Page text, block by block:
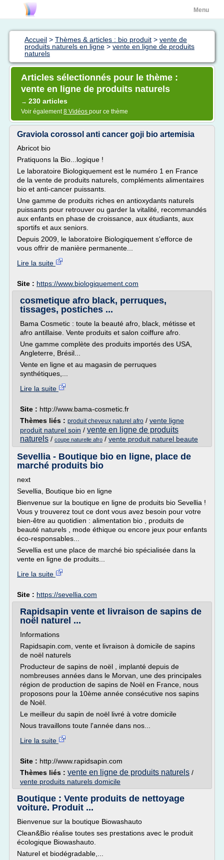
Menu
Accueil > Thèmes & articles : bio produit > vente de
produits naturels en ligne > vente en ligne de produits
naturels
Articles sélectionnés pour le thème :
vente en ligne de produits naturels
→ 230 articles
Voir également8 Vidéos pour ce thème
Graviola corossol anti cancer goji bio artemisia
Abricot bio
Pratiquons la Bio...logique !
Le laboratoire Biologiquement est le numéro 1 en France
de la vente de produits naturels, compléments alimentaires
bio et anti-cancer puissants.
Une gamme de produits riches en antioxydants naturels
puissants pour retrouver ou garder la vitalité, recommandés
aux enfants en phase de croissance, aux étudiants, aux
sportifs et aux seniors.
Depuis 2009, le laboratoire Biologiquement s'efforce de
vous offrir de manière permanente...
Lire la suite
Site : https://www.biologiquement.com
cosmetique afro black, perruques,
tissages, postiches ...
Bama Cosmetic : toute la beauté afro, black, métisse et
afro antillaise. Vente produits et salon coiffure afro.
Une gamme complète des produits importés des USA,
Angleterre, Brésil...
Vente en ligne et au magasin de perruques
synthétiques,...
Lire la suite
Site : http://www.bama-cosmetic.fr
Thèmes liés : produit cheveux naturel afro / vente ligne
produit naturel soin / vente en ligne de produits
naturels / coupe naturelle afro / vente produit naturel beaute
Sevellia - Boutique bio en ligne, place de
marché produits bio
next
Sevellia, Boutique bio en ligne
Bienvenue sur la boutique en ligne de produits bio Sevellia !
Vous y trouverez tout ce dont vous avez besoin pour votre
bien-être au quotidien : alimentation bio , produits de
beauté naturels , mode éthique ou encore jeux pour enfants
éco-responsables...
Sevellia est une place de marché bio spécialisée dans la
vente en ligne de produits...
Lire la suite
Site : https://sevellia.com
Rapidsapin vente et livraison de sapins de
noël naturel ...
Informations
Rapidsapin.com, vente et livraison à domicile de sapins
de noël naturels
Producteur de sapins de noël , implanté depuis de
nombreuses années dans le Morvan, une des principales
région de production de sapins de Noël en France, nous
proposons pour la 10ème année consécutive nos sapins
de Noël.
Le meilleur du sapin de noël livré à votre domicile
Nous travaillons toute l'année dans nos...
Lire la suite
Site : http://www.rapidsapin.com
Thèmes liés : vente en ligne de produits naturels /
vente produits naturels domicile
Boutique : Vente produits de nettoyage
voiture. Produit ...
Bienvenue sur la boutique Biowashauto
Clean&Bio réalise toutes ses prestations avec le produit
écologique Biowashauto.
Naturel et biodégradable,...